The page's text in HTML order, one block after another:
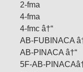
2-fma
4-fma
4-fmc â†“
AB-FUBINACA
AB-PINACA â†“
5F-AB-